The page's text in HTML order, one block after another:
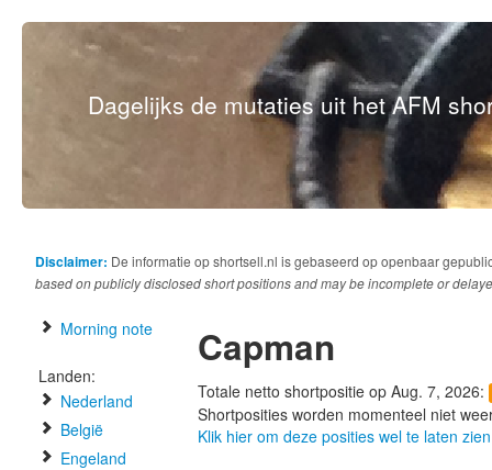
Dagelijks de mutaties uit het AFM
Disclaimer: De informatie op shortsell.nl is gebaseerd op openbaar
based on publicly disclosed short positions and may be incomplete or
Morning note
Landen:
Nederland
België
Engeland
Capman
Totale netto shortpositie op Aug. 7, 2026:
Shortposities worden momenteel niet
Klik hier om deze posities wel te laten zien